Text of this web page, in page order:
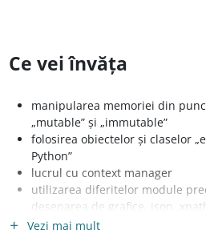
Ce vei învăța
manipularea memoriei din
„mutable” și „immutable”
folosirea obiectelor și claselor
Python”
lucrul cu context manager
utilizarea diferitelor module
desenarea de grafice, json,
seralizarea/deserializarea,
Vezi mai mult